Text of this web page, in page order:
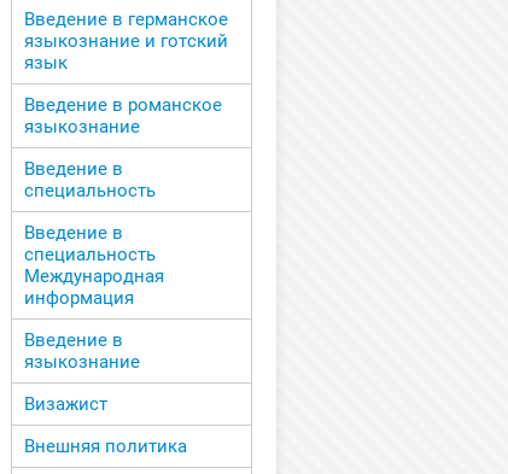
Введение в германское
языкознание и готский
язык
Введение в романское
языкознание
Введение в
специальность
Введение в
специальность
Международная
информация
Введение в
языкознание
Визажист
Внешняя политика